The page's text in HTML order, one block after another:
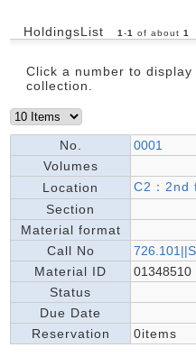
HoldingsList 1 -1 of about 1
Click a number to
collection.
No.
0001
Volumes
Location
C2：2nd
Section
Material format
Call No
Material ID
01348510
Status
Due Date
Reservation
0items